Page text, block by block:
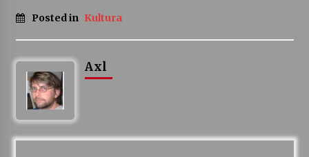
Posted in Kultura
Axl